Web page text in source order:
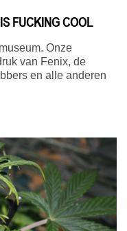
FUCKING COOL
Onze
van Fenix, de
en alle anderen